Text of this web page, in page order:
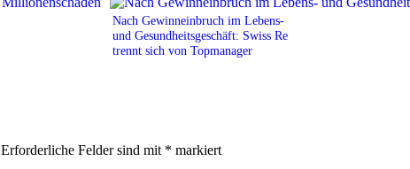
Nach Gewinneinbruch im Lebens-
und Gesundheitsgeschäft: Swiss Re
trennt sich von Topmanager
Erforderliche Felder sind mit * markiert